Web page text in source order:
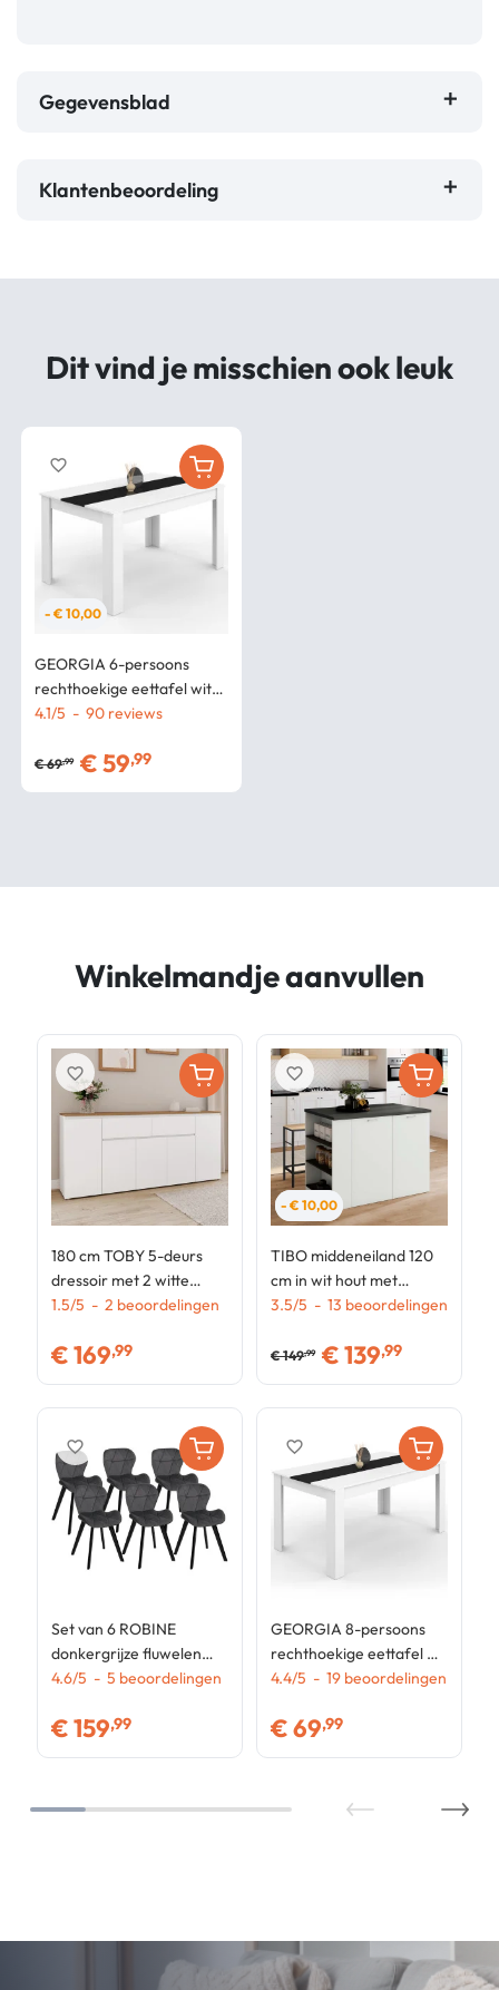
Gegevensblad
Klantenbeoordeling
Dit vind je misschien ook leuk
- € 10,00
GEORGIA 6-persoons
rechthoekige eettafel wit
en zwart 140 x 80 cm
4.1/5 - 90
€69,99 €59,99
favorite_border
Winkelmandje aanvullen
180 cm TOBY 5-deurs
dressoir met 2 witte
laden en houten blad
1.5/5 - 2 beoordelingen
€169,99
favorite_border
Set van 6 ROBINE
donkergrijze fluwelen
stoelen met zwarte
4.6/5 - 5 beoordelingen
€159,99
favorite_border
- € 10,00
TIBO middeneiland 120
cm in wit hout met
antracietgrijs werkblad
3.5/5 - 13 beoordelingen
€149,99 €139,99
favorite_border
GEORGIA 8-persoons
rechthoekige eettafel wit
en zwart 160 x 80 cm
4.4/5 - 19 beoordelingen
€69,99
favorite_border